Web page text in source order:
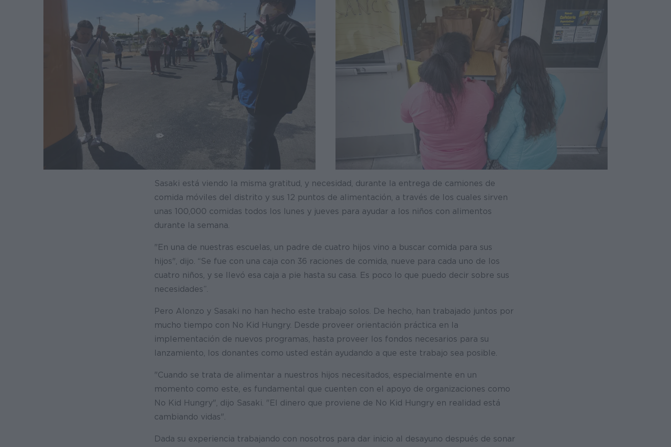
Sasaki está viendo la misma gratitud, y necesidad, durante la entrega de camiones de
comida móviles del distrito y sus 12 puntos de alimentación, a través de los cuales sirven
unas 100,000 comidas todos los lunes y jueves para ayudar a los niños con alimentos
durante la semana.
"En una de nuestras escuelas, un padre de cuatro hijos vino a buscar comida para sus
hijos", dijo. “Se fue con una caja con 36 raciones de comida, nueve para cada uno de los
cuatro niños, y se llevó esa caja a pie hasta su casa. Es poco lo que puedo decir sobre sus
necesidades”.
Pero Alonzo y Sasaki no han hecho este trabajo solos. De hecho, han trabajado juntos por
mucho tiempo con No Kid Hungry. Desde proveer orientación práctica en la
implementación de nuevos programas, hasta proveer los fondos necesarios para su
lanzamiento, los donantes como usted están ayudando a que este trabajo sea posible.
"Cuando se trata de alimentar a nuestros hijos necesitados, especialmente en un
momento como este, es fundamental que cuenten con el apoyo de organizaciones como
No Kid Hungry", dijo Sasaki. "El dinero que proviene de No Kid Hungry en realidad está
cambiando vidas".
Dada su experiencia trabajando con nosotros para dar inicio al desayuno después de sonar